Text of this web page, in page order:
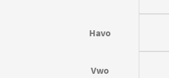
Havo
Vwo